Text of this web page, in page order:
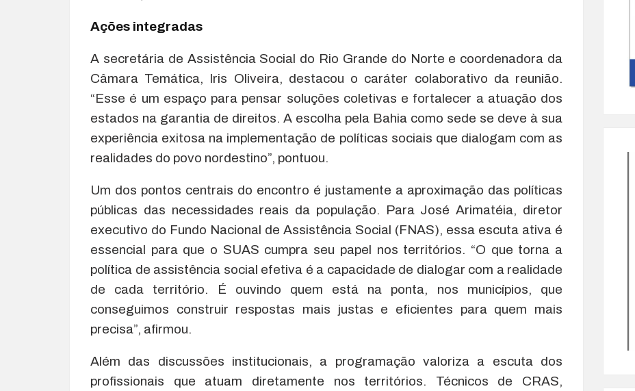
Ações integradas
A secretária de Assistência Social do Rio Grande do Norte e coordenadora da
Câmara Temática, Iris Oliveira, destacou o caráter colaborativo da reunião.
“Esse é um espaço para pensar soluções coletivas e fortalecer a atuação dos
estados na garantia de direitos. A escolha pela Bahia como sede se deve à sua
experiência exitosa na implementação de políticas sociais que dialogam com as
realidades do povo nordestino”, pontuou.
Um dos pontos centrais do encontro é justamente a aproximação das políticas
públicas das necessidades reais da população. Para José Arimatéia, diretor
executivo do Fundo Nacional de Assistência Social (FNAS), essa escuta ativa é
essencial para que o SUAS cumpra seu papel nos territórios. “O que torna a
política de assistência social efetiva é a capacidade de dialogar com a realidade
de cada território. É ouvindo quem está na ponta, nos municípios, que
conseguimos construir respostas mais justas e eficientes para quem mais
precisa”, afirmou.
Além das discussões institucionais, a programação valoriza a escuta dos
profissionais que atuam diretamente nos territórios. Técnicos de CRAS,